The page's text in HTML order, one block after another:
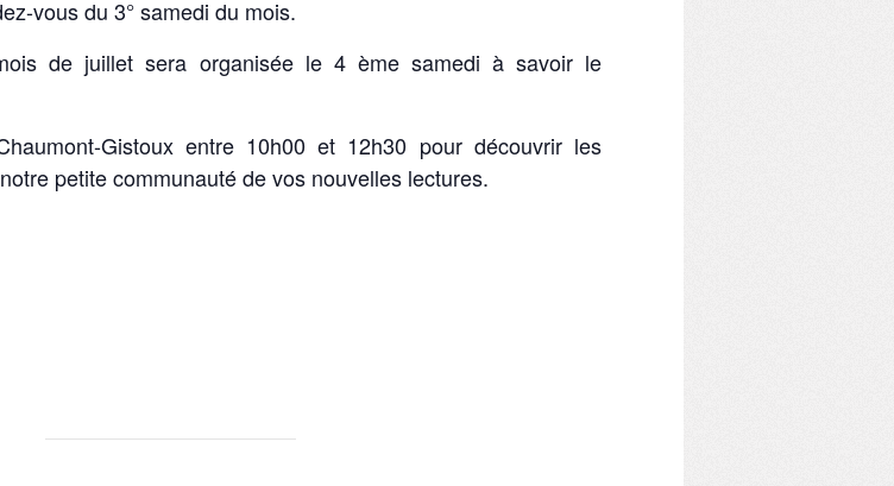
vous du 3° samedi du mois.
de juillet sera organisée le 4 ème samedi à savoir le
Gistoux entre 10h00 et 12h30 pour découvrir les
petite communauté de vos nouvelles lectures.